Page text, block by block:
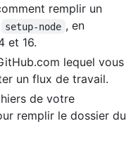
remplir un
setup-node , en
et 16.
lequel vous
un flux de travail.
de votre
remplir le dossier du